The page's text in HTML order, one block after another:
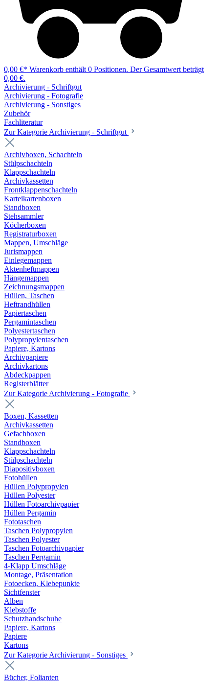
0,00 €* Warenkorb enthält 0 Positionen. Der Gesamtwert beträgt
0,00 €.
Archivierung - Schriftgut
Archivierung - Fotografie
Archivierung - Sonstiges
Zubehör
Fachliteratur
Zur Kategorie Archivierung - Schriftgut
Archivboxen, Schachteln
Stülpschachteln
Klappschachteln
Archivkassetten
Frontklappenschachteln
Karteikartenboxen
Standboxen
Stehsammler
Köcherboxen
Registraturboxen
Mappen, Umschläge
Jurismappen
Einlegemappen
Aktenheftmappen
Hängemappen
Zeichnungsmappen
Hüllen, Taschen
Heftrandhüllen
Papiertaschen
Pergamintaschen
Polyestertaschen
Polypropylentaschen
Papiere, Kartons
Archivpapiere
Archivkartons
Abdeckpappen
Registerblätter
Zur Kategorie Archivierung - Fotografie
Boxen, Kassetten
Archivkassetten
Gefachboxen
Standboxen
Klappschachteln
Stülpschachteln
Diapositivboxen
Fotohüllen
Hüllen Polypropylen
Hüllen Polyester
Hüllen Fotoarchivpapier
Hüllen Pergamin
Fototaschen
Taschen Polypropylen
Taschen Polyester
Taschen Fotoarchivpapier
Taschen Pergamin
4-Klapp Umschläge
Montage, Präsentation
Fotoecken, Klebepunkte
Sichtfenster
Alben
Klebstoffe
Schutzhandschuhe
Papiere, Kartons
Papiere
Kartons
Zur Kategorie Archivierung - Sonstiges
Bücher, Folianten